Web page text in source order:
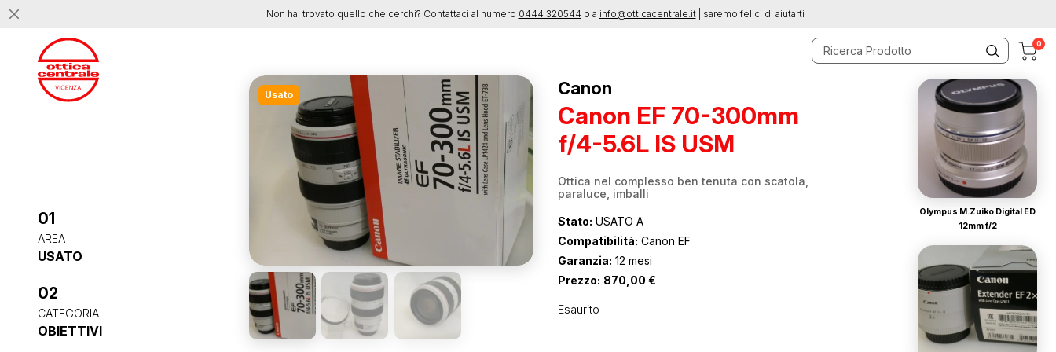
0
01
AREA
USATO
02
CATEGORIA
OBIETTIVI
Usato Canon
Canon EF 70-300mm
f/4-5.6L IS USM
Ottica nel complesso ben tenuta con scatola,
paraluce, imballi
Stato: USATO A
Compatibilità: Canon EF
Garanzia: 12 mesi
Prezzo: 870,00 €
Esaurito
Olympus M.Zuiko Digital ED
12mm f/2
Non hai trovato quello che cerchi? Contattaci al numero 0444 320544 o a info@otticacentrale.it| saremo felici di aiutarti